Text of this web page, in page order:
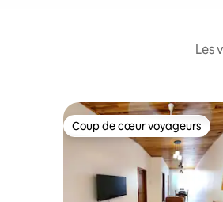
Les
Coup de cœur voyageurs
Coup de cœur voyageurs